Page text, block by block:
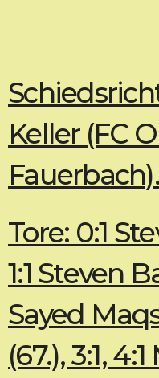
Keller (FC
Tore: 0:1
1:1 Steven
Sayed
(67.), 3:1,